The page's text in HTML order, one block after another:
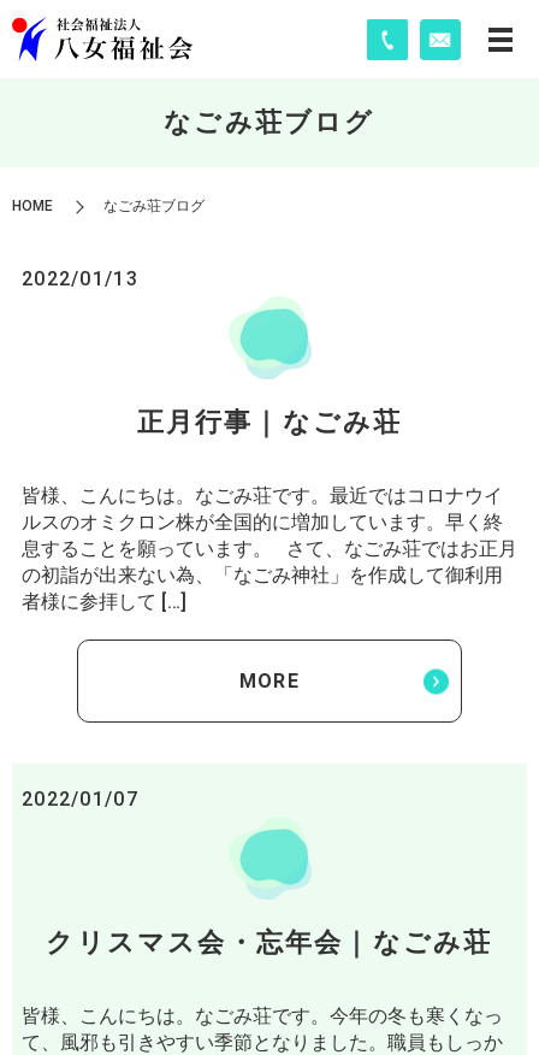
なごみ荘ブログ
HOME なごみ荘ブログ
2022/01/13
正月行事｜なごみ荘
皆様、こんにちは。なごみ荘です。最近ではコロナウイ
ルスのオミクロン株が全国的に増加しています。早く終
息することを願っています。 さて、なごみ荘ではお正月
の初詣が出来ない為、「なごみ神社」を作成して御利用
者様に参拝して […]
MORE
2022/01/07
クリスマス会・忘年会｜なごみ荘
皆様、こんにちは。なごみ荘です。今年の冬も寒くなっ
て、風邪も引きやすい季節となりました。職員もしっか